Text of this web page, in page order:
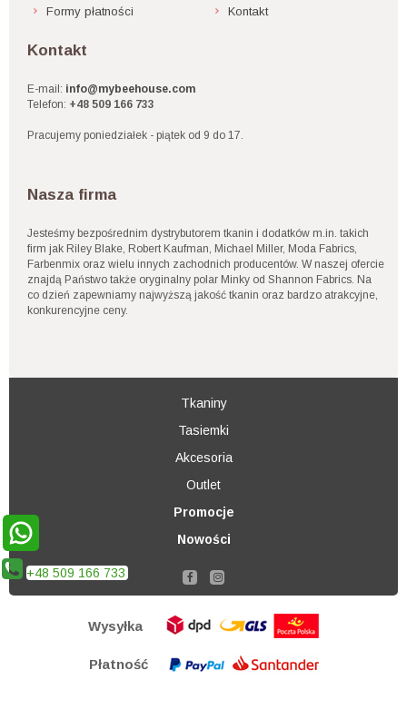
Formy płatności
Kontakt
Kontakt
E-mail: info@mybeehouse.com
Telefon: +48 509 166 733
Pracujemy poniedziałek - piątek od 9 do 17.
Nasza firma
Jesteśmy bezpośrednim dystrybutorem tkanin i dodatków m.in. takich
firm jak Riley Blake, Robert Kaufman, Michael Miller, Moda Fabrics,
Farbenmix oraz wielu innych zachodnich producentów. W naszej ofercie
znajdą Państwo także oryginalny polar Minky od Shannon Fabrics. Na
co dzień zapewniamy najwyższą jakość tkanin oraz bardzo atrakcyjne,
konkurencyjne ceny.
+48 509 166 733
Tkaniny
Tasiemki
Akcesoria
Outlet
Promocje
Nowości
Wysyłka
Płatność